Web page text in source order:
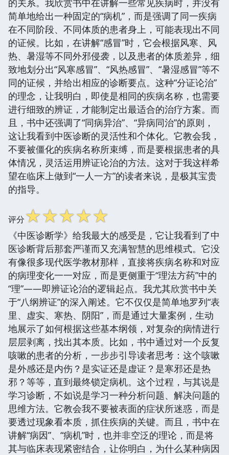
的关系。我欣赏书中在讲解一些常见疾病时，并没有
简单地给出一种固定的“病机”，而是强调了同一疾病
在不同阶段、不同体质的患者身上，可能表现出不同
的证候。比如，在讲解“感冒”时，它会根据风寒、风
热、暑湿等不同外邪侵袭，以及患者的体质差异，细
致地划分出“风寒感冒”、“风热感冒”、“暑湿感冒”等不
同的证候，并给出相应的诊断要点。这种“分证论治”
的理念，让我明白，即使是相同的疾病名称，也需要
进行细致的辨证，才能制定出最适合的治疗方案。而
且，书中还强调了“同病异治”、“异病同治”的原则，
这让我看到中医诊断的灵活性和个体化。它教会我，
不要被僵化的疾病名称所束缚，而是要根据患者的具
体情况，灵活运用辨证论治的方法。这对于我这样希
望在临床上做到“一人一方”的读者来说，是极其宝贵
的指导。
评分☆☆☆☆☆
《中医诊断学》给我最大的感受是，它让我看到了中
医诊断背后那套严谨而又充满智慧的思维模式。它没
有像很多现代医学教材那样，直接将疾病名称和对应
的病理变化一一对应，而是更侧重于“理法方药”中的
“理”——即辨证论治的逻辑起点。我尤其欣赏书中关
于“八纲辨证”的深入阐述。它不仅仅是简单地罗列“表
里、虚实、寒热、阴阳”，而是通过大量案例，生动
地展示了如何根据这些基本纲领，对复杂的病情进行
层层剥离，找出其本质。比如，书中通过对一个反复
咳嗽的患者的分析，一步步引导读者思考：这个咳嗽
是外感还是内伤？是实证还是虚证？是寒邪还是热
邪？等等，直到最终锁定病机。这个过程，与其说是
学习诊断，不如说是学习一种分析问题、解决问题的
思维方法。它教会我不要被表面的症状所迷惑，而是
要透过现象看本质，抓住疾病的关键。而且，书中在
讲解“病因”、“病机”时，也并非空泛的理论，而是将
其与临床表现紧密结合，让你明白，为什么某种病因